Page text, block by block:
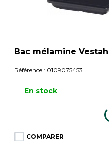
Bac mélamine
Référence : 0109075453
En stock
COMPARER